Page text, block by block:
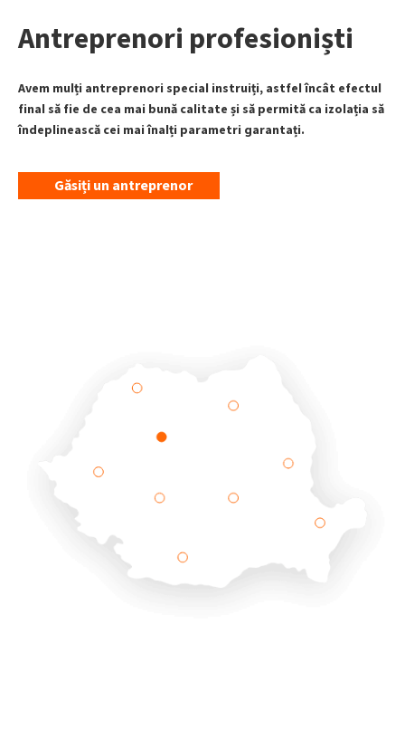
Antreprenori profesioniști
Avem mulți antreprenori special instruiți, astfel încât efectul
final să fie de cea mai bună calitate și să permită ca izolația să
îndeplinească cei mai înalți parametri garantați.
Găsiți un antreprenor